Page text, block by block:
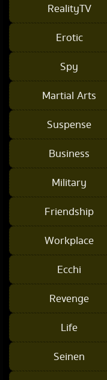
RealityTV
Erotic
Spy
Martial Arts
Suspense
Business
Military
Friendship
Workplace
Ecchi
Revenge
Life
Seinen